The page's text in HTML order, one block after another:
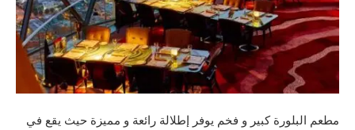
مطعم البلورة كبير و فخم يوفر إطلالة رائعة و مميزة حيث يقع في